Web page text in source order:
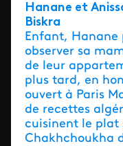
Hanane et
Biskra
Enfant, Hanane
observer sa
de leur
plus tard, en
ouvert à Paris
de recettes
cuisinent le plat
Chakhchoukha